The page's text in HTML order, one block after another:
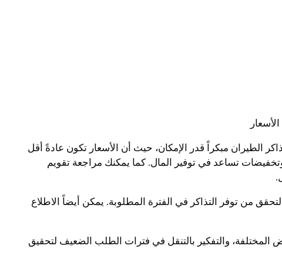
الطيران مبكراً قدر الإمكان، حيث أن الأسعار تكون عادةً أقل
تساعد في توفير المال. كما يمكنك مراجعة تقويم
من توفر التذاكر في الفترة المطلوبة. يمكن أيضاً الاطلاع
والتفكير بالتنقل في فترات الطلب الضعيف لتحقيق